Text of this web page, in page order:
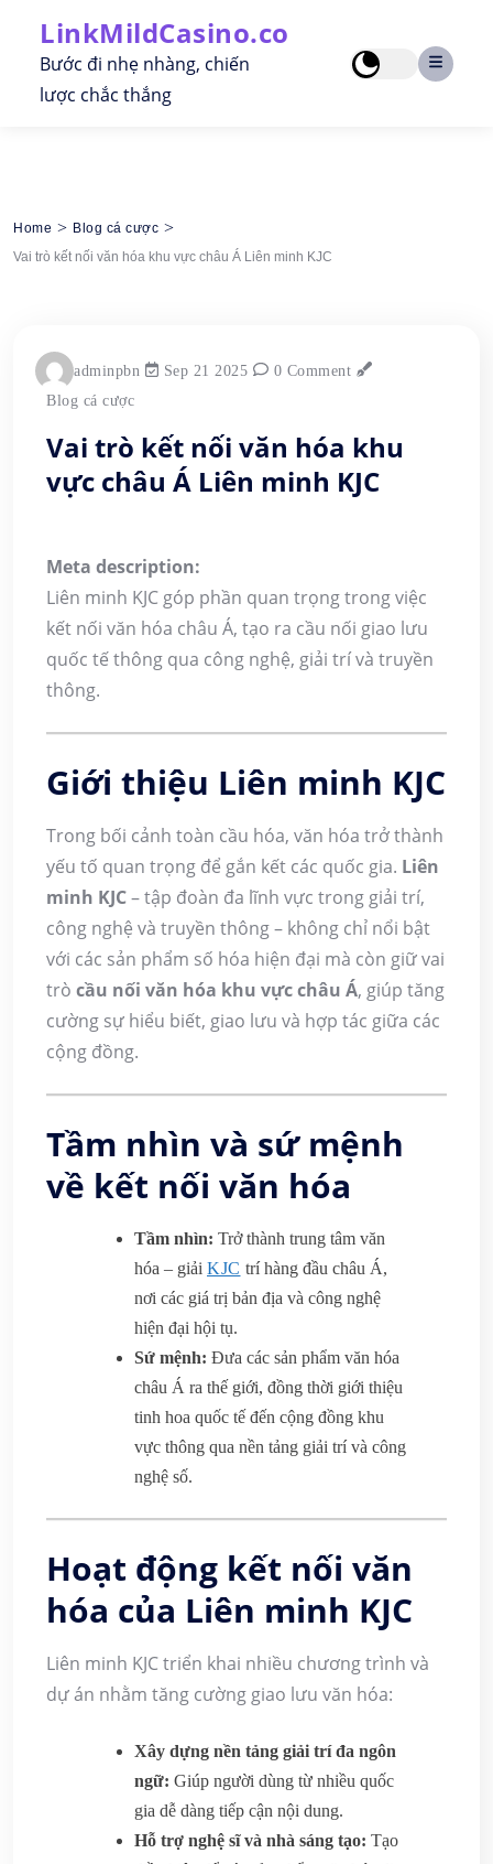
content
LinkMildCasino.co
Bước đi nhẹ nhàng, chiến
lược chắc thắng
Home > Blog cá cược >
Vai trò kết nối văn hóa khu vực châu Á Liên minh KJC
adminpbn Sep 21 2025
0 Comment
Blog cá cược
Vai trò kết nối văn hóa khu
vực châu Á Liên minh KJC
Meta description:
Liên minh KJC góp phần quan trọng trong việc
kết nối văn hóa châu Á, tạo ra cầu nối giao lưu
quốc tế thông qua công nghệ, giải trí và truyền
thông.
Giới thiệu Liên minh KJC
Trong bối cảnh toàn cầu hóa, văn hóa trở thành
yếu tố quan trọng để gắn kết các quốc gia. Liên
minh KJC– tập đoàn đa lĩnh vực trong giải trí,
công nghệ và truyền thông – không chỉ nổi bật
với các sản phẩm số hóa hiện đại mà còn giữ vai
trò cầu nối văn hóa khu vực châu Á, giúp tăng
cường sự hiểu biết, giao lưu và hợp tác giữa các
cộng đồng.
Tầm nhìn và sứ mệnh
về kết nối văn hóa
Tầm nhìn: Trở thành trung tâm văn
hóa – giải KJC trí hàng đầu châu Á,
nơi các giá trị bản địa và công nghệ
hiện đại hội tụ.
Sứ mệnh: Đưa các sản phẩm văn hóa
châu Á ra thế giới, đồng thời giới thiệu
tinh hoa quốc tế đến cộng đồng khu
vực thông qua nền tảng giải trí và công
nghệ số.
Hoạt động kết nối văn
hóa của Liên minh KJC
Liên minh KJC triển khai nhiều chương trình và
dự án nhằm tăng cường giao lưu văn hóa:
Xây dựng nền tảng giải trí đa ngôn
ngữ: Giúp người dùng từ nhiều quốc
gia dễ dàng tiếp cận nội dung.
Hỗ trợ nghệ sĩ và nhà sáng tạo: Tạo